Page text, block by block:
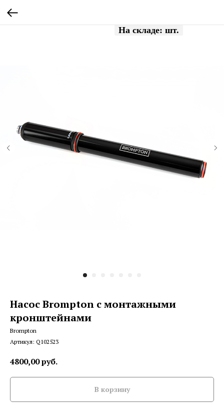
Насос Brompton с монтажными
кронштейнами
Brompton
Артикул: Q102523
4800,00руб.
В корзину